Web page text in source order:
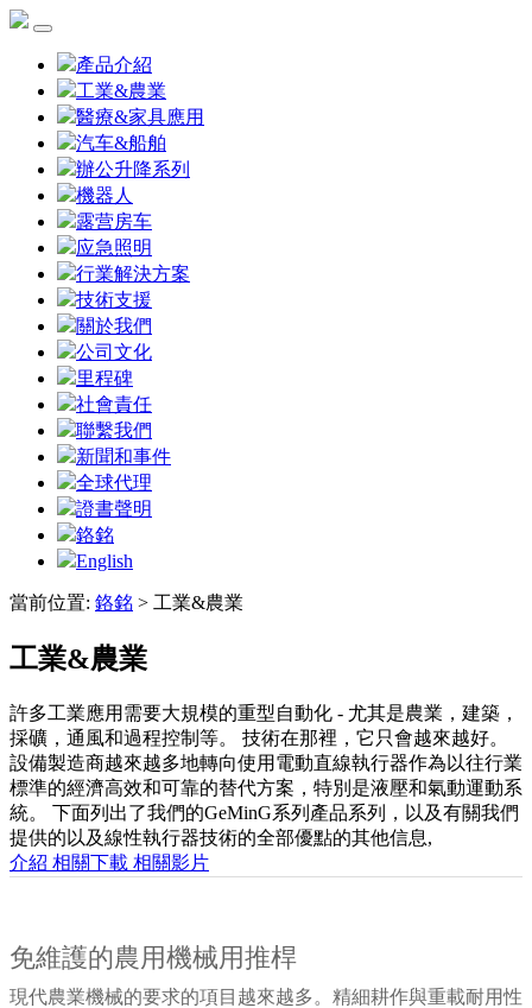
產品介紹
工業&農業
醫療&家具應用
汽车&船舶
辦公升降系列
機器人
露营房车
应急照明
行業解決方案
技術支援
關於我們
公司文化
里程碑
社會責任
聯繫我們
新聞和事件
全球代理
證書聲明
鉻銘
English
當前位置: 鉻銘 > 工業&農業
工業&農業
許多工業應用需要大規模的重型自動化 - 尤其是農業，建築，
採礦，通風和過程控制等。 技術在那裡，它只會越來越好。
設備製造商越來越多地轉向使用電動直線執行器作為以往行業
標準的經濟高效和可靠的替代方案，特別是液壓和氣動運動系
統。 下面列出了我們的GeMinG系列產品系列，以及有關我們
提供的以及線性執行器技術的全部優點的其他信息,
介紹 相關下載 相關影片
免維護的農用機械用推桿
現代農業機械的要求的項目越來越多。精細耕作與重載耐用性